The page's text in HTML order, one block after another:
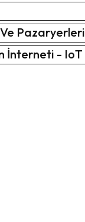
Pazaryerleri
İnterneti - IoT